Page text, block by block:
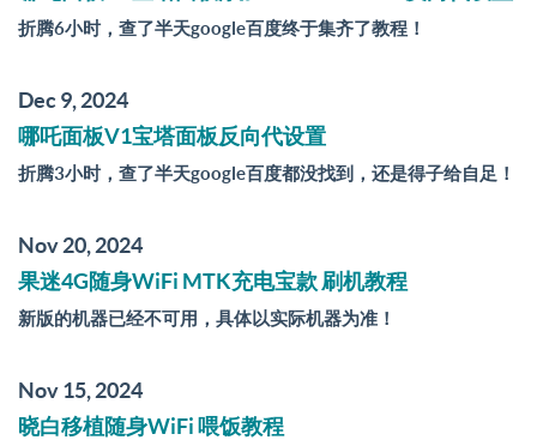
折腾6小时，查了半天google百度终于集齐了教程！
Dec 9, 2024
哪吒面板V1宝塔面板反向代设置
折腾3小时，查了半天google百度都没找到，还是得子给自足！
Nov 20, 2024
果迷4G随身WiFi MTK充电宝款 刷机教程
新版的机器已经不可用，具体以实际机器为准！
Nov 15, 2024
晓白移植随身WiFi 喂饭教程